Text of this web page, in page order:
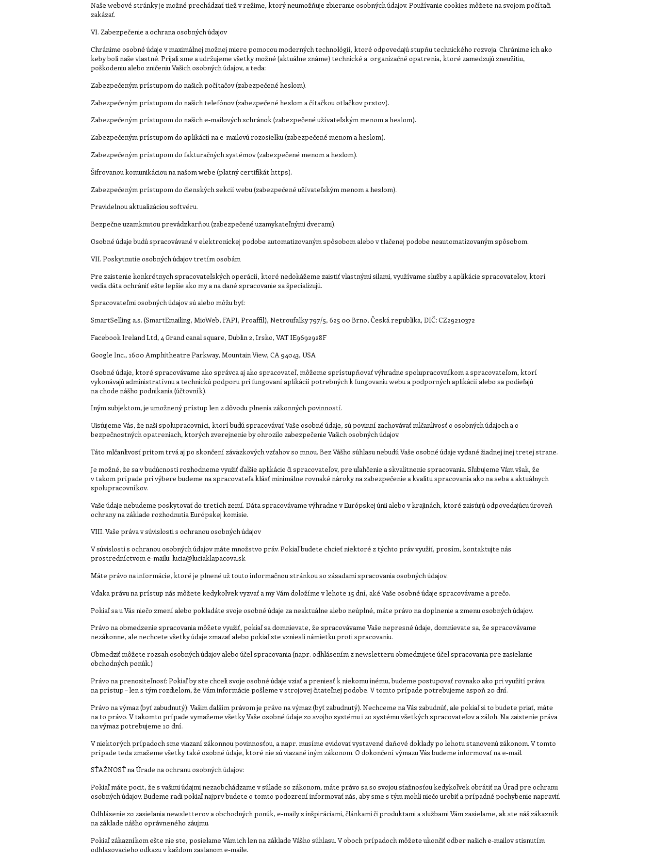
Naše webové stránky je možné prechádzať tiež v režime, ktorý neumožňuje zbieranie osobných údajov. Používanie cookies môžete na svojom počítači
zakázať.
VI. Zabezpečenie a ochrana osobných údajov
Chránime osobné údaje v maximálnej možnej miere pomocou moderných technológií, ktoré odpovedajú stupňu technického rozvoja. Chránime ich ako
keby boli naše vlastné. Prijali sme a udržujeme všetky možné (aktuálne známe) technické a organizačné opatrenia, ktoré zamedzujú zneužitiu,
poškodeniu alebo zničeniu Vašich osobných údajov, a teda:
Zabezpečeným prístupom do našich počítačov (zabezpečené heslom).
Zabezpečeným prístupom do našich telefónov (zabezpečené heslom a čítačkou otlačkov prstov).
Zabezpečeným prístupom do našich e-mailových schránok (zabezpečené užívateľským menom a heslom).
Zabezpečeným prístupom do aplikácií na e-mailovú rozosielku (zabezpečené menom a heslom).
Zabezpečeným prístupom do fakturačných systémov (zabezpečené menom a heslom).
Šifrovanou komunikáciou na našom webe (platný certifikát https).
Zabezpečeným prístupom do členských sekcií webu (zabezpečené užívateľským menom a heslom).
Pravidelnou aktualizáciou softvéru.
Bezpečne uzamknutou prevádzkarňou (zabezpečené uzamykateľnými dverami).
Osobné údaje budú spracovávané v elektronickej podobe automatizovaným spôsobom alebo v tlačenej podobe neautomatizovaným spôsobom.
VII. Poskytnutie osobných údajov tretím osobám
Pre zaistenie konkrétnych spracovateľských operácií, ktoré nedokážeme zaistiť vlastnými silami, využívame služby a aplikácie spracovateľov, ktorí
vedia dáta ochrániť ešte lepšie ako my a na dané spracovanie sa špecializujú.
Spracovateľmi osobných údajov sú alebo môžu byť:
SmartSelling a.s. (SmartEmailing, MioWeb, FAPI, Proaffil), Netroufalky 797/5, 625 00 Brno, Česká republika, DIČ: CZ29210372
Facebook Ireland Ltd, 4 Grand canal square, Dublin 2, Irsko, VAT IE9692928F
Google Inc., 1600 Amphitheatre Parkway, Mountain View, CA 94043, USA
Osobné údaje, ktoré spracovávame ako správca aj ako spracovateľ, môžeme sprístupňovať výhradne spolupracovníkom a spracovateľom, ktorí
vykonávajú administratívnu a technickú podporu pri fungovaní aplikácií potrebných k fungovaniu webu a podporných aplikácií alebo sa podieľajú
na chode nášho podnikania (účtovník).
Iným subjektom, je umožnený prístup len z dôvodu plnenia zákonných povinností.
Uisťujeme Vás, že naši spolupracovníci, ktorí budú spracovávať Vaše osobné údaje, sú povinní zachovávať mlčanlivosť o osobných údajoch a o
bezpečnostných opatreniach, ktorých zverejnenie by ohrozilo zabezpečenie Vašich osobných údajov.
Táto mlčanlivosť pritom trvá aj po skončení záväzkových vzťahov so mnou. Bez Vášho súhlasu nebudú Vaše osobné údaje vydané žiadnej inej tretej strane.
Je možné, že sa v budúcnosti rozhodneme využiť ďalšie aplikácie či spracovateľov, pre uľahčenie a skvalitnenie spracovania. Sľubujeme Vám však, že
v takom prípade pri výbere budeme na spracovateľa klásť minimálne rovnaké nároky na zabezpečenie a kvalitu spracovania ako na seba a aktuálnych
spolupracovníkov.
Vaše údaje nebudeme poskytovať do tretích zemí. Dáta spracovávame výhradne v Európskej únii alebo v krajinách, ktoré zaisťujú odpovedajúcu úroveň
ochrany na základe rozhodnutia Európskej komisie.
VIII. Vaše práva v súvislosti s ochranou osobných údajov
V súvislosti s ochranou osobných údajov máte množstvo práv. Pokiaľ budete chcieť niektoré z týchto práv využiť, prosím, kontaktujte nás
prostredníctvom e-mailu: lucia@luciaklapacova.sk
Máte právo na informácie, ktoré je plnené už touto informačnou stránkou so zásadami spracovania osobných údajov.
Vďaka právu na prístup nás môžete kedykoľvek vyzvať a my Vám doložíme v lehote 15 dní, aké Vaše osobné údaje spracovávame a prečo.
Pokiaľ sa u Vás niečo zmení alebo pokladáte svoje osobné údaje za neaktuálne alebo neúplné, máte právo na doplnenie a zmenu osobných údajov.
Právo na obmedzenie spracovania môžete využiť, pokiaľ sa domnievate, že spracovávame Vaše nepresné údaje, domnievate sa, že spracovávame
nezákonne, ale nechcete všetky údaje zmazať alebo pokiaľ ste vzniesli námietku proti spracovaniu.
Obmedziť môžete rozsah osobných údajov alebo účel spracovania (napr. odhlásením z newsletteru obmedzujete účel spracovania pre zasielanie
obchodných ponúk.)
Právo na prenositeľnosť: Pokiaľ by ste chceli svoje osobné údaje vziať a preniesť k niekomu inému, budeme postupovať rovnako ako pri využití práva
na prístup – len s tým rozdielom, že Vám informácie pošleme v strojovej čitateľnej podobe. V tomto prípade potrebujeme aspoň 20 dní.
Právo na výmaz (byť zabudnutý): Vašim ďalším právom je právo na výmaz (byť zabudnutý). Nechceme na Vás zabudnúť, ale pokiaľ si to budete priať, máte
na to právo. V takomto prípade vymažeme všetky Vaše osobné údaje zo svojho systému i zo systému všetkých spracovateľov a záloh. Na zaistenie práva
na výmaz potrebujeme 10 dní.
V niektorých prípadoch sme viazaní zákonnou povinnosťou, a napr. musíme evidovať vystavené daňové doklady po lehotu stanovenú zákonom. V tomto
prípade teda zmažeme všetky také osobné údaje, ktoré nie sú viazané iným zákonom. O dokončení výmazu Vás budeme informovať na e-mail.
SŤAŽNOSŤ na Úrade na ochranu osobných údajov:
Pokiaľ máte pocit, že s vašimi údajmi nezaobchádzame v súlade so zákonom, máte právo sa so svojou sťažnosťou kedykoľvek obrátiť na Úrad pre ochranu
osobných údajov. Budeme radi pokiaľ najprv budete o tomto podozrení informovať nás, aby sme s tým mohli niečo urobiť a prípadné pochybenie napraviť.
Odhlásenie zo zasielania newsletterov a obchodných ponúk, e-maily s inšpiráciami, článkami či produktami a službami Vám zasielame, ak ste náš zákazník
na základe nášho oprávneného záujmu.
Pokiaľ zákazníkom ešte nie ste, posielame Vám ich len na základe Vášho súhlasu. V oboch prípadoch môžete ukončiť odber našich e-mailov stisnutím
odhlasovacieho odkazu v každom zaslanom e-maile.